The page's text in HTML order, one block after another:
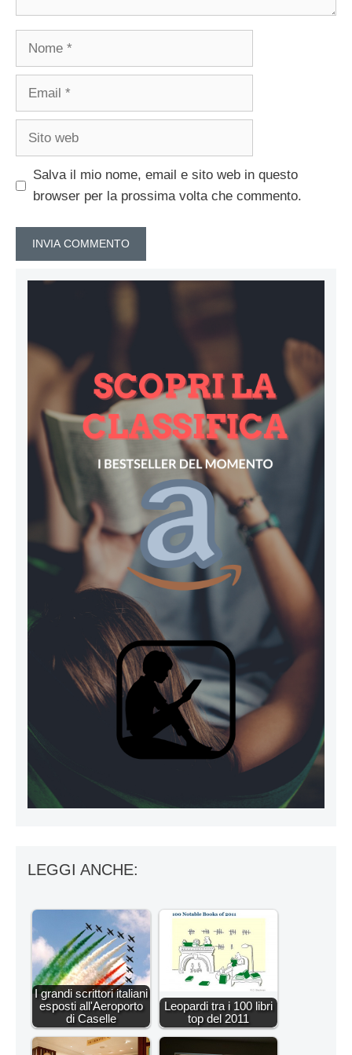
Nome
Email
Sito
Salva il mio nome, email e sito web in questo
browser per la prossima volta che commento.
LEGGI ANCHE:
I grandi scrittori italiani
esposti all'Aeroporto
di Caselle
Leopardi tra i 100 libri
top del 2011